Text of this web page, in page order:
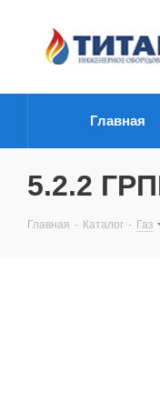
Главная
5.2.2
Главная - Каталог - Газ